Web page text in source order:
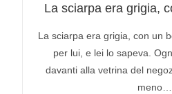
La sciarpa era grigia,
La sciarpa era grigia, con un
per lui, e lei lo sapeva.
davanti alla vetrina del
meno…